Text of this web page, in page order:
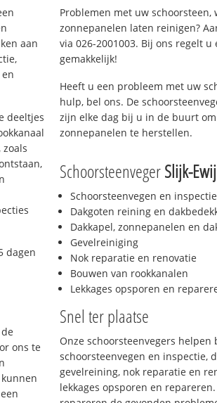
aan
deeltjes
dagen
ons te
Problemen met uw
zonnepanelen laten reinigen?
via 026-2001003. Bij ons regelt
gemakkelijk!
Heeft u een probleem met uw
hulp, bel ons. De
zijn elke dag bij u in de buurt
zonnepanelen te herstellen.
SchoorsteenvegerSlijk-
Schoorsteenvegen en inspectie
Dakgoten reining en
Dakkapel, zonnepanelen en
Gevelreiniging
Nok reparatie en renovatie
Bouwen van rookkanalen
Lekkages opsporen en
Snel ter plaatse
Onze schoorsteenvegers
schoorsteenvegen en inspectie,
gevelreining, nok reparatie en
lekkages opsporen en